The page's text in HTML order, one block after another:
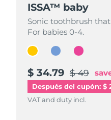
ISSA™ baby
Sonic toothbrush
For babies 0-4.
$ 34.79 $ 49
Después del cupón: $
VAT and duty incl.
ISSA™ baby
Sonic toothbrush
For babies 0-4.
$ 34.79 $ 49
VAT and duty incl.
ISSA™ baby
Sonic toothbrush
For babies 0-4.
$ 34.79 $ 49
VAT and duty incl.